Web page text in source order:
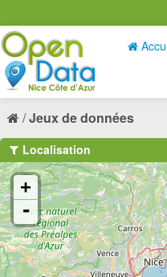
Jeux de données
Localisation
+
-